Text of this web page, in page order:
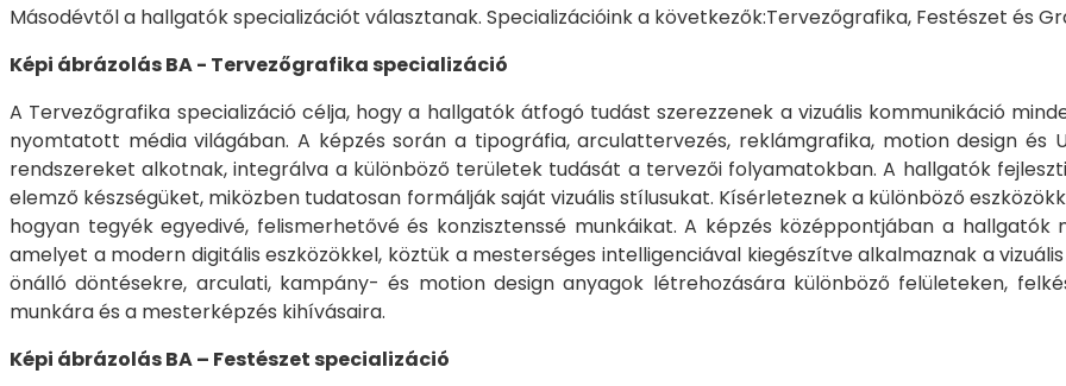
Másodévtől a hallgatók specializációt választanak. Specializációink a következők:Tervezőgrafika, Festészet és
Képi ábrázolás BA - Tervezőgrafika specializáció
A Tervezőgrafika specializáció célja, hogy a hallgatók átfogó tudást szerezzenek a vizuális kommunikáció
nyomtatott média világában. A képzés során a tipográfia, arculattervezés, reklámgrafika, motion design és
rendszereket alkotnak, integrálva a különböző területek tudását a tervezői folyamatokban. A hallgatók
elemző készségüket, miközben tudatosan formálják saját vizuális stílusukat. Kísérleteznek a különböző
hogyan tegyék egyedivé, felismerhetővé és konzisztenssé munkáikat. A képzés középpontjában a hallgatók
amelyet a modern digitális eszközökkel, köztük a mesterséges intelligenciával kiegészítve alkalmaznak a
önálló döntésekre, arculati, kampány- és motion design anyagok létrehozására különböző felületeken,
munkára és a mesterképzés kihívásaira.
Képi ábrázolás BA – Festészet specializáció